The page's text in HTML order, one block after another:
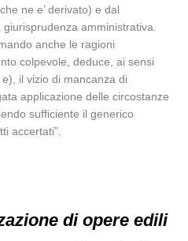
ne e’ derivato) e dal
amministrativa.
anche le ragioni
colpevole, deduce, ai sensi
il vizio di mancanza di
applicazione delle circostanze
sufficiente il generico
accertati”.
di opere edili